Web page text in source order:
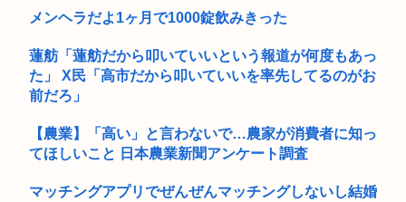
メンヘラだよ1ヶ月で1000錠飲みきった
蓮舫「蓮舫だから叩いていいという報道が何度もあっ
た」 X民「高市だから叩いていいを率先してるのがお
前だろ」
【農業】「高い」と言わないで…農家が消費者に知っ
てほしいこと 日本農業新聞アンケート調査
マッチングアプリでぜんぜんマッチングしないし結婚